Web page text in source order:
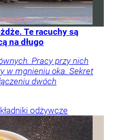
Te racuchy są
na długo
Pracy przy nich
w mgnieniu oka. Sekret
dwóch
odżywcze